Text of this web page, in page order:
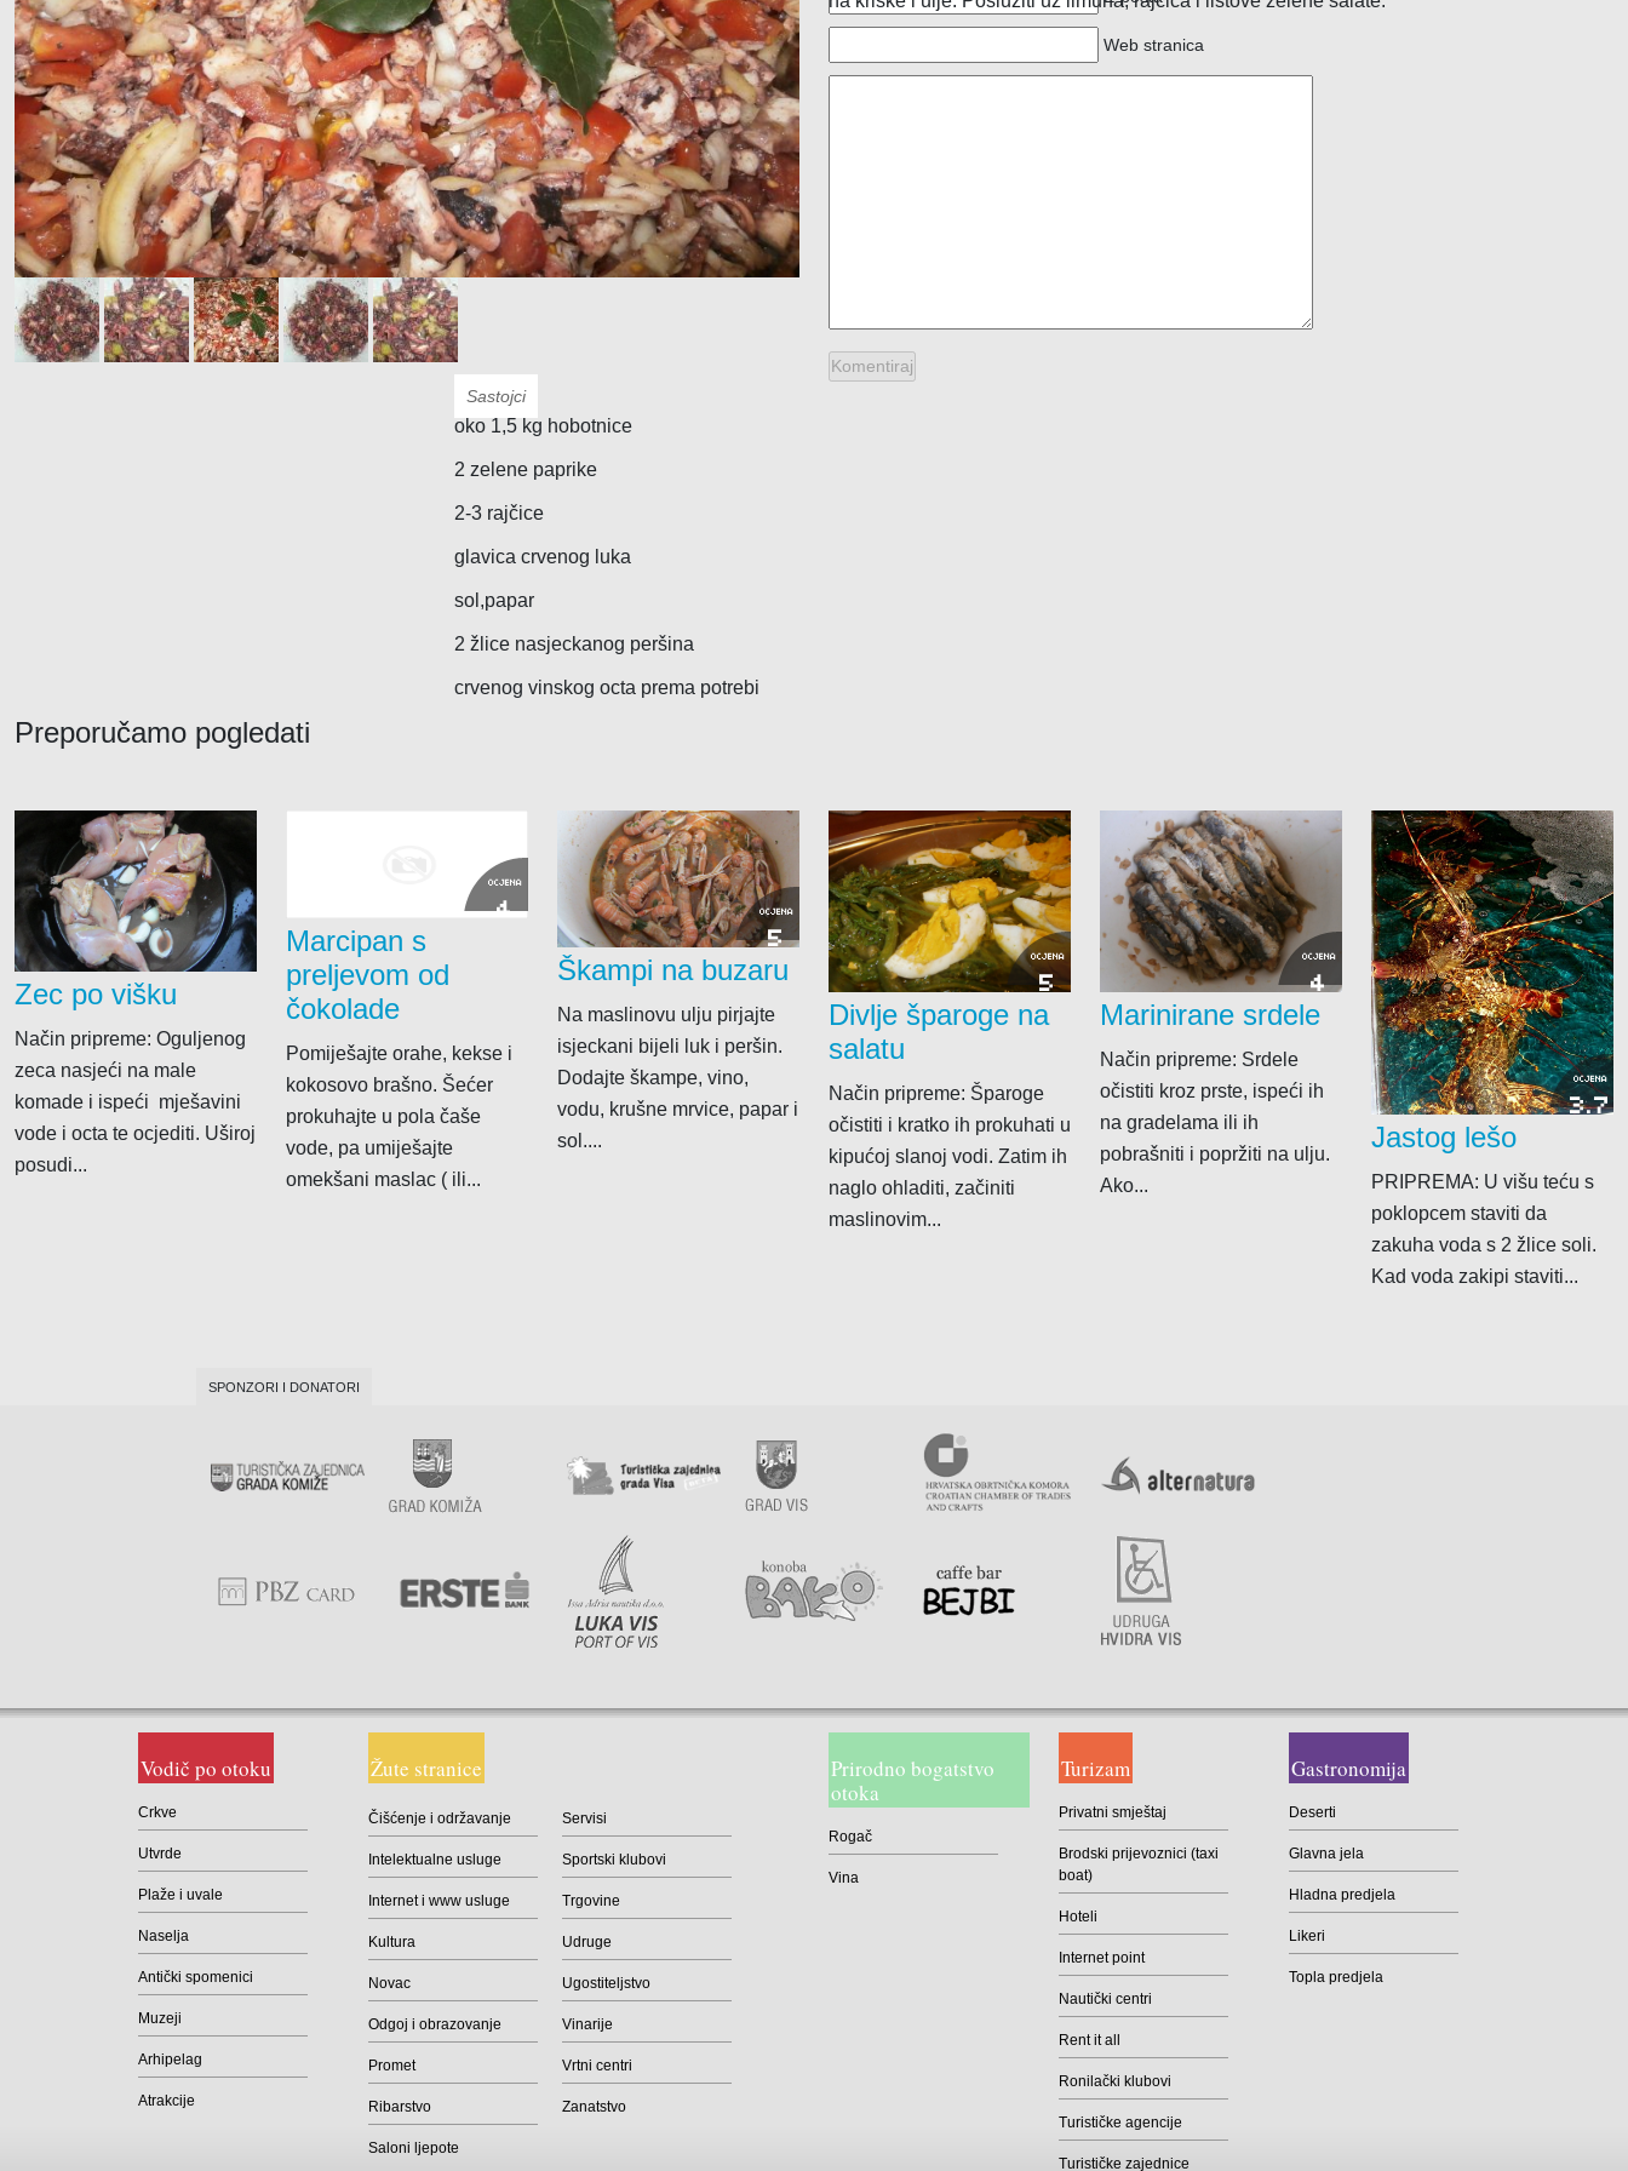
Klima uređaja
Kompjutora i opreme
Telekomunikacije
Fotokopiranje
Građevinskim materijalom
Informatičke opreme
Izrada nakita
Mješovitom robom
Namještajem
Odjećom i obućom
Otočni proizvod
Pekarskim proizvodima
Voćem i povrćem
Pizzerie
Plažni objekti
Brodograditelji
Drvodjelci
Električari
Krojači
Soboslikari
Sastojci
oko 1,5 kg hobotnice
2 zelene paprike
2-3 rajčice
glavica crvenog luka
sol,papar
2 žlice nasjeckanog peršina
crvenog vinskog octa prema potrebi
Web stranica
Preporučamo pogledati
Zec po višku
Način pripreme: Oguljenog
zeca nasjeći na male
komade i ispeći mješavini
vode i octa te ocjediti. Uširoj
posudi...
OCJENA
4
Marcipan s
preljevom od
čokolade
Pomiješajte orahe, kekse i
kokosovo brašno. Šećer
prokuhajte u pola čaše
vode, pa umiješajte
omekšani maslac ( ili...
OCJENA
5
Škampi na buzaru
Na maslinovu ulju pirjajte
isjeckani bijeli luk i peršin.
Dodajte škampe, vino,
vodu, krušne mrvice, papar i
sol....
OCJENA
5
Divlje šparoge na
salatu
Način pripreme: Šparoge
očistiti i kratko ih prokuhati u
kipućoj slanoj vodi. Zatim ih
naglo ohladiti, začiniti
maslinovim...
OCJENA
4
Marinirane srdele
Način pripreme: Srdele
očistiti kroz prste, ispeći ih
na gradelama ili ih
pobrašniti i popržiti na ulju.
Ako...
OCJENA
3.7
Jastog lešo
PRIPREMA: U višu teću s
poklopcem staviti da
zakuha voda s 2 žlice soli.
Kad voda zakipi staviti...
SPONZORI I DONATORI
Vodič po otoku
Crkve
Utvrde
Plaže i uvale
Naselja
Antički spomenici
Muzeji
Arhipelag
Atrakcije
Žute stranice
Čišćenje i održavanje
Intelektualne usluge
Internet i www usluge
Kultura
Novac
Odgoj i obrazovanje
Promet
Ribarstvo
Saloni ljepote
Servisi
Sportski klubovi
Trgovine
Udruge
Ugostiteljstvo
Vinarije
Vrtni centri
Zanatstvo
Prirodno bogatstvo
otoka
Rogač
Vina
Turizam
Privatni smještaj
Brodski prijevoznici (taxi
boat)
Hoteli
Internet point
Nautički centri
Rent it all
Ronilački klubovi
Turističke agencije
Turističke zajednice
Gastronomija
Deserti
Glavna jela
Hladna predjela
Likeri
Topla predjela